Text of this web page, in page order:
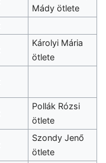
Mády ötlete
Károlyi Mária
ötlete
Pollák Rózsi
ötlete
Szondy Jenő
ötlete